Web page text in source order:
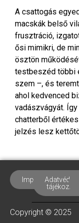
A csattogás
macskák belső
frusztráció,
ősi mimikri, de
ösztön
testbeszéd többi
szem –, és
ahol kedvenced
vadászvágyát.
chatterből
jelzés lesz
Impresszum
tájékoztató
Copyright © 2025